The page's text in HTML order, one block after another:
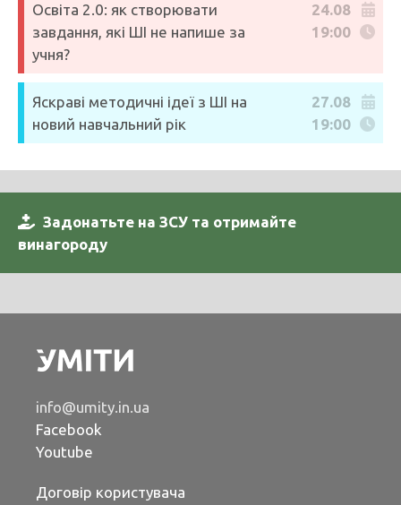
Освіта 2.0: як створювати
завдання, які ШІ не напише за
учня?
24.08
19:00
Яскраві методичні ідеї з ШІ на
новий навчальний рік
27.08
19:00
Задонатьте на ЗСУ та отримайте
винагороду
info@umity.in.ua
Facebook
Youtube
Договір користувача